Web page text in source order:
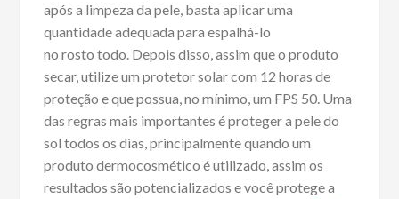
após a limpeza da pele, basta aplicar uma
quantidade adequada para espalhá-lo
no rosto todo. Depois disso, assim que o produto
secar, utilize um protetor solar com 12 horas de
proteção e que possua, no mínimo, um FPS 50. Uma
das regras mais importantes é proteger a pele do
sol todos os dias, principalmente quando um
produto dermocosmético é utilizado, assim os
resultados são potencializados e você protege a